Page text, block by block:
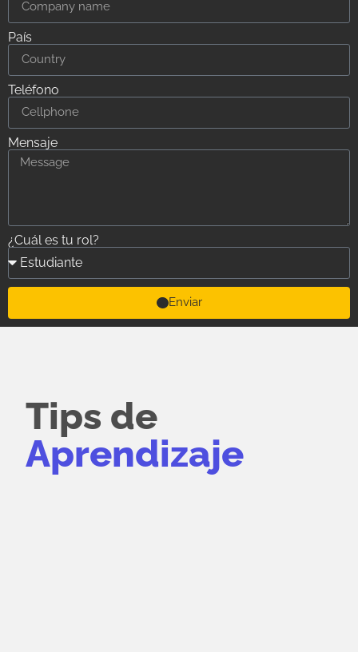
País
Teléfono
Mensaje
¿Cuál es tu rol?
Enviar
Tips de
Aprendizaje